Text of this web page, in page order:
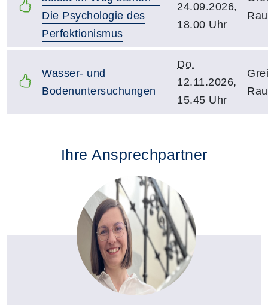
Die Psychologie des
Perfektionismus
24.09.2026,
18.00 Uhr
Wasser- und
Bodenuntersuchungen
Do.
12.11.2026,
15.45 Uhr
Ihre Ansprechpartner